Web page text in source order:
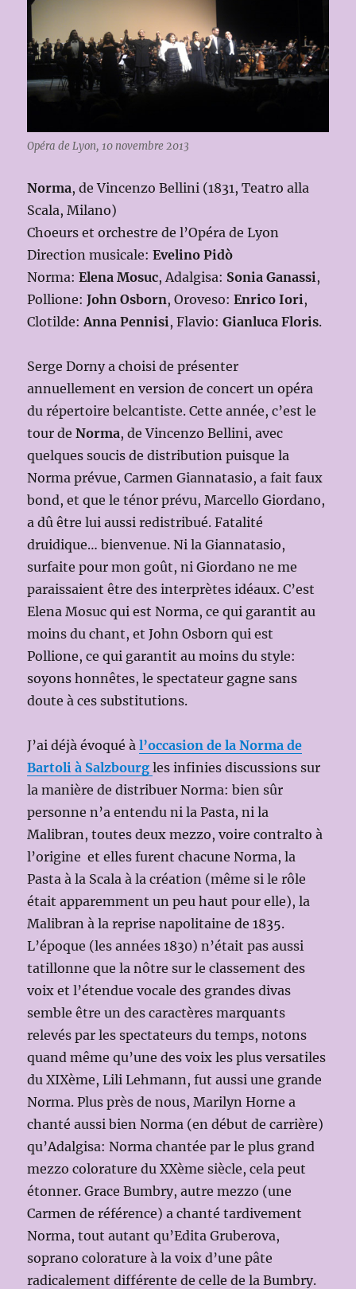
Opéra de Lyon, 10 novembre 2013
Norma, de Vincenzo Bellini (1831, Teatro alla
Scala, Milano)
Choeurs et orchestre de l’Opéra de Lyon
Direction musicale:Evelino Pidò
Norma:Elena Mosuc, Adalgisa: Sonia Ganassi ,
Pollione:John Osborn, Oroveso:Enrico Iori ,
Clotilde:Anna Pennisi , Flavio:Gianluca Floris.
Serge Dorny a choisi de présenter
annuellement en version de concert un opéra
du répertoire belcantiste. Cette année, c’est le
tour deNorma, de Vincenzo Bellini, avec
quelques soucis de distribution puisque la
Norma prévue, Carmen Giannatasio, a fait faux
bond, et que le ténor prévu, Marcello Giordano,
a dû être lui aussi redistribué. Fatalité
druidique… bienvenue. Ni la Giannatasio,
surfaite pour mon goût, ni Giordano ne me
paraissaient être des interprètes idéaux. C’est
Elena Mosuc qui est Norma, ce qui garantit au
moins du chant, et John Osborn qui est
Pollione, ce qui garantit au moins du style:
soyons honnêtes, le spectateur gagne sans
doute à ces substitutions.
J’ai déjà évoqué àl’occasion de la Norma de
Bartoli à Salzbourg les infinies discussions sur
la manière de distribuer Norma: bien sûr
personne n’a entendu ni la Pasta, ni la
Malibran, toutes deux mezzo, voire contralto à
l’origine et elles furent chacune Norma, la
Pasta à la Scala à la création (même si le rôle
était apparemment un peu haut pour elle), la
Malibran à la reprise napolitaine de 1835.
L’époque (les années 1830) n’était pas aussi
tatillonne que la nôtre sur le classement des
voix et l’étendue vocale des grandes divas
semble être un des caractères marquants
relevés par les spectateurs du temps, notons
quand même qu’une des voix les plus versatiles
du XIXème, Lili Lehmann, fut aussi une grande
Norma. Plus près de nous, Marilyn Horne a
chanté aussi bien Norma (en début de carrière)
qu’Adalgisa: Norma chantée par le plus grand
mezzo colorature du XXème siècle, cela peut
étonner. Grace Bumbry, autre mezzo (une
Carmen de référence) a chanté tardivement
Norma, tout autant qu’Edita Gruberova,
soprano colorature à la voix d’une pâte
radicalement différente de celle de la Bumbry.